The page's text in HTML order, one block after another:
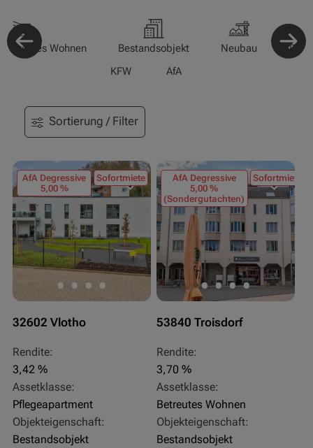
Wohnen Bestandsobjekt Neubau
KFW
AfA
Sortierung / Filter
AfA Degressive
5,00 %
Sofortmiete
32602 Vlotho
Rendite:
3,42 %
Assetklasse:
Pflegeapartment
Objekteigenschaft:
Bestandsobjekt
AfA Degressive
5,00 %
(Sondergutachten)
Sofortmiete
53840 Troisdorf
Rendite:
3,70 %
Assetklasse:
Betreutes Wohnen
Objekteigenschaft:
Bestandsobjekt